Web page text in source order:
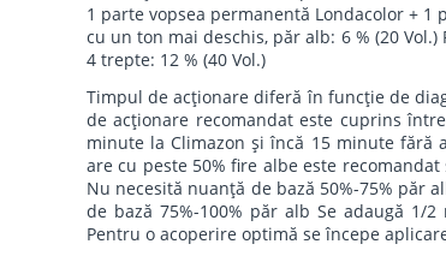
1 parte vopsea permanentă Londacolor +
cu un ton mai deschis, păr alb: 6 % (20
4 trepte: 12 % (40 Vol.)
Timpul de acţionare diferă în funcţie de
de acţionare recomandat este cuprins
minute la Climazon şi încă 15 minute fără
are cu peste 50% fire albe este
Nu necesită nuanţă de bază 50%-75% păr
de bază 75%-100% păr alb Se adaugă 1/
Pentru o acoperire optimă se începe